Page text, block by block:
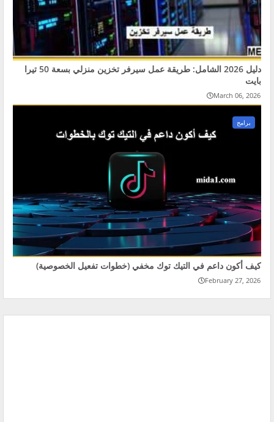
دليل 2026 الشامل: طريقة عمل سيرفر تخزين منزلي بسعة 50 تيرا
بايت
March 06, 2026
برامج
كيف أكون داعم في التيك توك مخفي (خطوات تفعيل الخصوصية)
February 27, 2026